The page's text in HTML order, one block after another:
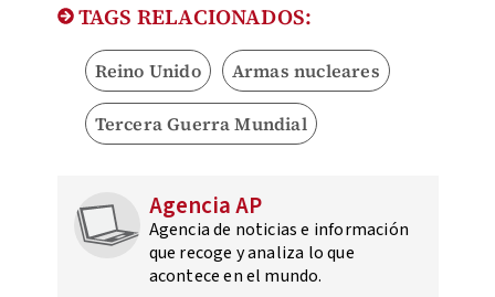
TAGS RELACIONADOS:
Reino Unido Armas nucleares
Tercera Guerra Mundial
Agencia AP
Agencia de noticias e información
que recoge y analiza lo que
acontece en el mundo.